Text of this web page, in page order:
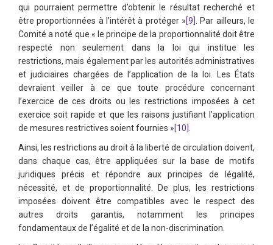
qui pourraient permettre d’obtenir le résultat recherché et
être proportionnées à l’intérêt à protéger »[9] . Par ailleurs, le
Comité a noté que « le principe de la proportionnalité doit être
respecté non seulement dans la loi qui institue les
restrictions, mais également par les autorités administratives
et judiciaires chargées de l’application de la loi. Les États
devraient veiller à ce que toute procédure concernant
l’exercice de ces droits ou les restrictions imposées à cet
exercice soit rapide et que les raisons justifiant l’application
de mesures restrictives soient fournies »[10] .
Ainsi, les restrictions au droit à la liberté de circulation doivent,
dans chaque cas, être appliquées sur la base de motifs
juridiques précis et répondre aux principes de légalité,
nécessité, et de proportionnalité. De plus, les restrictions
imposées doivent être compatibles avec le respect des
autres droits garantis, notamment les principes
fondamentaux de l’égalité et de la non-discrimination.